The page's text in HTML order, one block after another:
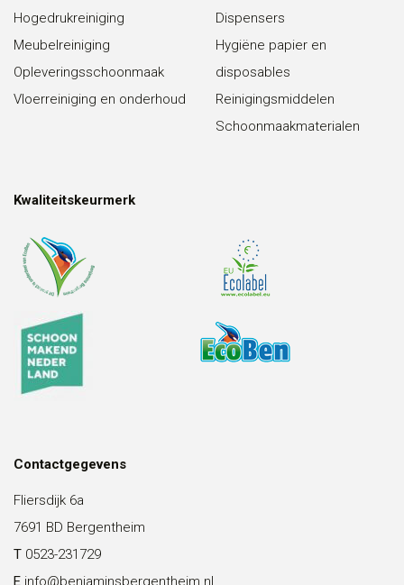
Hogedrukreiniging
Meubelreiniging
Opleveringsschoonmaak
Vloerreiniging en onderhoud
Dispensers
Hygiëne papier en
disposables
Reinigingsmiddelen
Schoonmaakmaterialen
Kwaliteitskeurmerk
Contactgegevens
Fliersdijk 6a
7691 BD Bergentheim
T 0523-231729
E info@benjaminsbergentheim.nl